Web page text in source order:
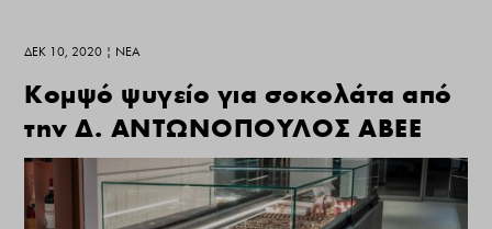
ΔΕΚ 10, 2020 | ΝΕΑ
Κομψό ψυγείο για σοκολάτα από
την Δ. ΑΝΤΩΝΟΠΟΥΛΟΣ ΑΒΕΕ